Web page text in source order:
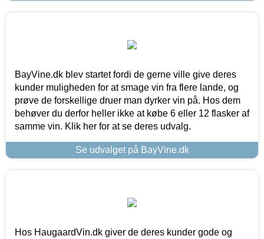
BayVine.dk blev startet fordi de gerne ville give deres
kunder muligheden for at smage vin fra flere lande, og
prøve de forskellige druer man dyrker vin på. Hos dem
behøver du derfor heller ikke at købe 6 eller 12 flasker af
samme vin. Klik her for at se deres udvalg.
Se udvalget på BayVine.dk
Hos HaugaardVin.dk giver de deres kunder gode og